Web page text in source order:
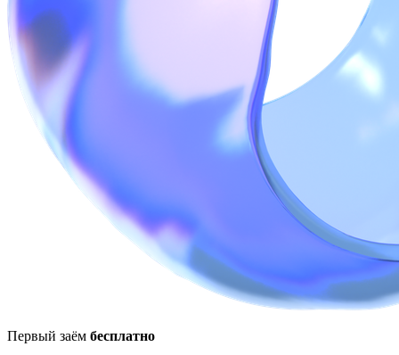
Первый заём бесплатно